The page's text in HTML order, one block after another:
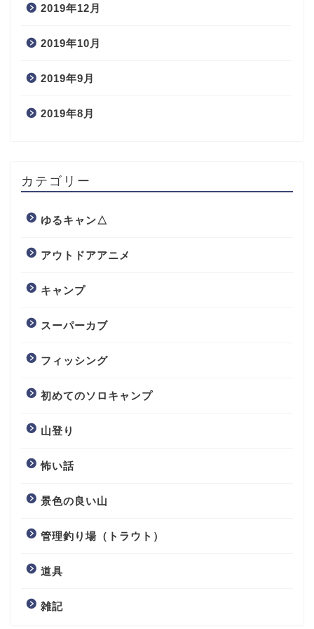
2019年12月
2019年10月
2019年9月
2019年8月
カテゴリー
ゆるキャン△
アウトドアアニメ
キャンプ
スーパーカブ
フィッシング
初めてのソロキャンプ
山登り
怖い話
景色の良い山
管理釣り場（トラウト）
道具
雑記